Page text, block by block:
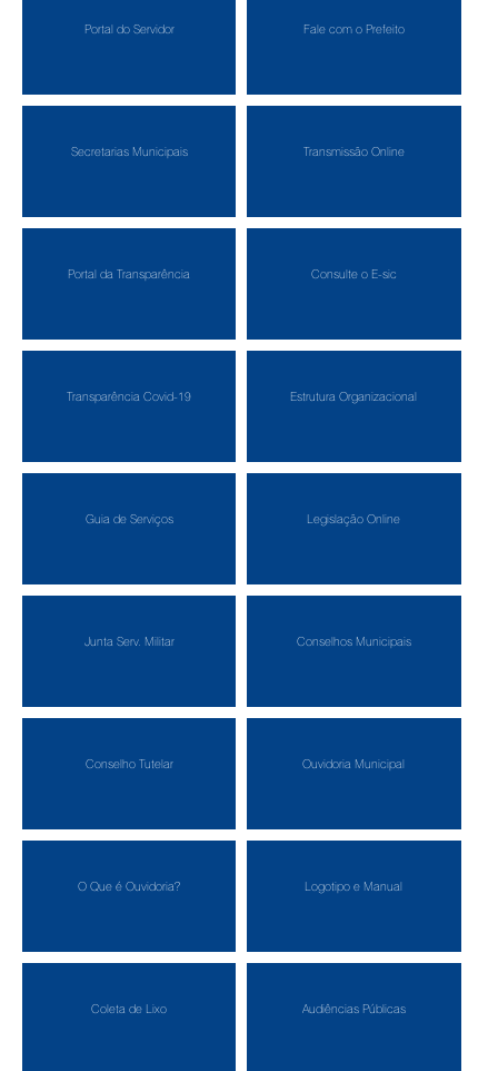
Portal do Servidor Fale com o Prefeito
Secretarias Municipais Transmissão Online
Portal da Transparência Consulte o E-sic
Transparência Covid-19 Estrutura Organizacional
Guia de Serviços Legislação Online
Junta Serv. Militar Conselhos Municipais
Conselho Tutelar Ouvidoria Municipal
O Que é Ouvidoria? Logotipo e Manual
Coleta de Lixo Audiências Públicas